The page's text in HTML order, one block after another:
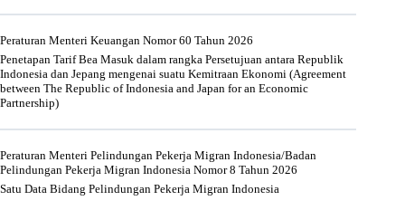
Peraturan Menteri Keuangan Nomor 60 Tahun 2026
Penetapan Tarif Bea Masuk dalam rangka Persetujuan antara Republik
Indonesia dan Jepang mengenai suatu Kemitraan Ekonomi (Agreement
between The Republic of Indonesia and Japan for an Economic
Partnership)
Peraturan Menteri Pelindungan Pekerja Migran Indonesia/Badan
Pelindungan Pekerja Migran Indonesia Nomor 8 Tahun 2026
Satu Data Bidang Pelindungan Pekerja Migran Indonesia